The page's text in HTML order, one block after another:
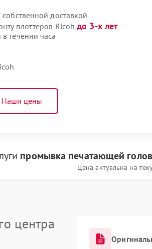
доставкой
плоттеров Ricohдо 3-х лет
течении часа
Наши цены
промывка печатающей
Цена актуальна на
центра